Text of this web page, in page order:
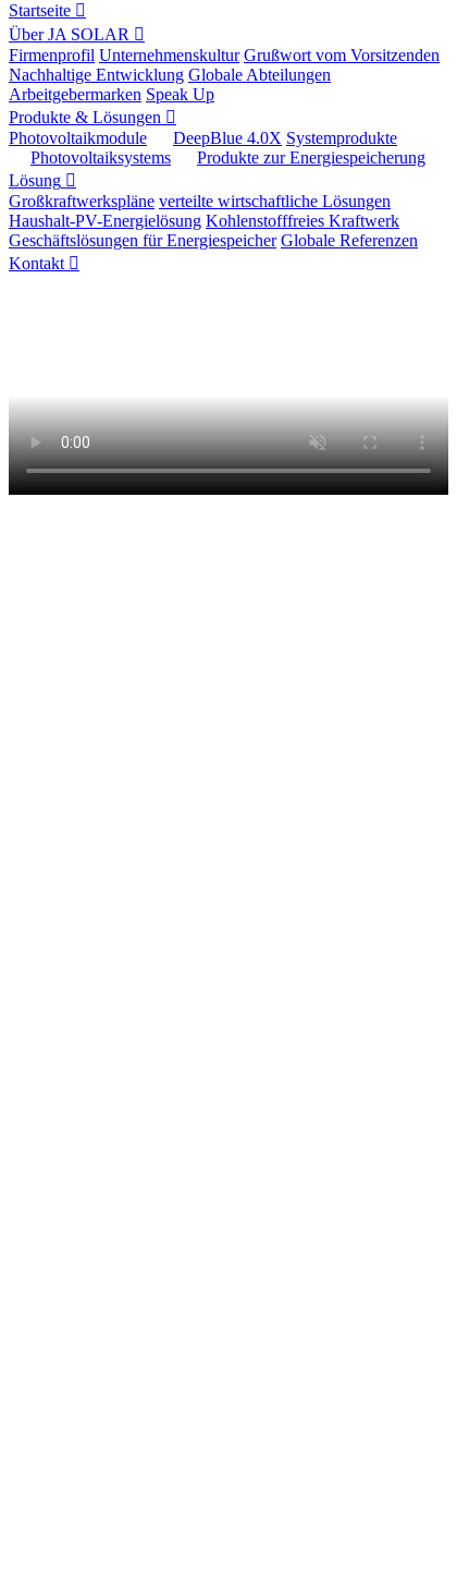
Startseite
Über JA SOLAR
Firmenprofil Unternehmenskultur Grußwort vom Vorsitzenden
Nachhaltige Entwicklung Globale Abteilungen
Arbeitgebermarken Speak Up
Produkte & Lösungen
Photovoltaikmodule
DeepBlue 4.0X Systemprodukte
Photovoltaiksystems
Produkte zur Energiespeicherung
Lösung
Großkraftwerkspläne verteilte wirtschaftliche Lösungen
Haushalt-PV-Energielösung Kohlenstofffreies Kraftwerk
Geschäftslösungen für Energiespeicher Globale Referenzen
Kontakt